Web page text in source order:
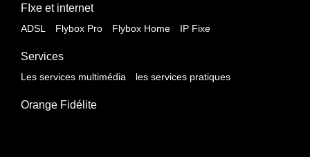
FIxe et internet
ADSL Flybox Pro Flybox Home IP Fixe
Services
Les services multimédia les services pratiques
Orange Fidélite